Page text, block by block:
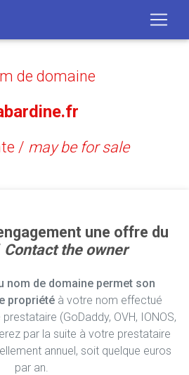
de domaine
/ may be for sale
une offre du
Contact the owner
nom de domaine permet son
propriétéà votre nom effectué
(GoDaddy, OVH, IONOS,
par la suite à votre prestataire
annuel, soit quelque euros
par an.